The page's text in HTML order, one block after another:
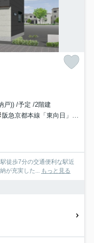
戸)) /予定 /2階建
阪急京都本線「東向日」駅 徒歩21分
徒歩7分の交通便利な駅近
が充実した... もっと見る